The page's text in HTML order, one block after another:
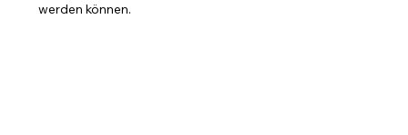
werden können.